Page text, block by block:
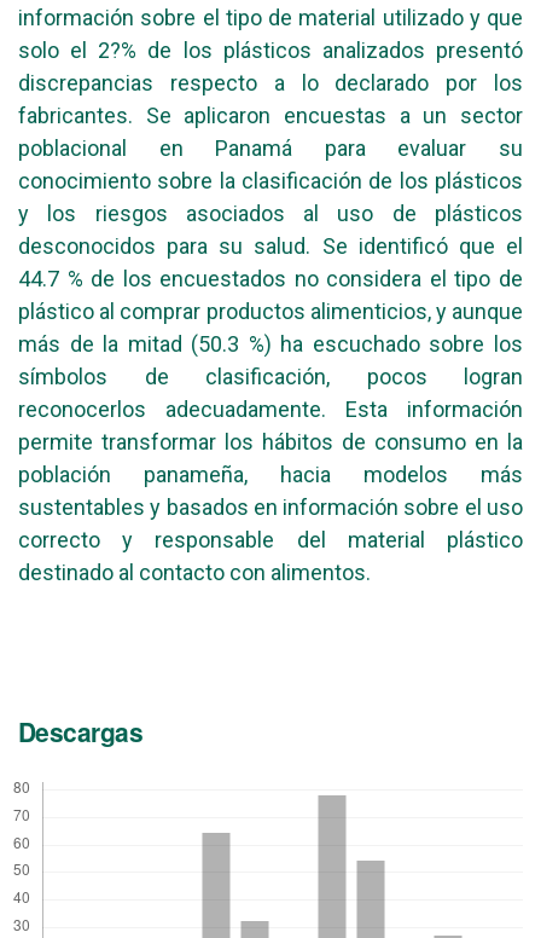
información sobre el tipo de material utilizado y que
solo el 2?% de los plásticos analizados presentó
discrepancias respecto a lo declarado por los
fabricantes. Se aplicaron encuestas a un sector
poblacional en Panamá para evaluar su
conocimiento sobre la clasificación de los plásticos
y los riesgos asociados al uso de plásticos
desconocidos para su salud. Se identificó que el
44.7 % de los encuestados no considera el tipo de
plástico al comprar productos alimenticios, y aunque
más de la mitad (50.3 %) ha escuchado sobre los
símbolos de clasificación, pocos logran
reconocerlos adecuadamente. Esta información
permite transformar los hábitos de consumo en la
población panameña, hacia modelos más
sustentables y basados en información sobre el uso
correcto y responsable del material plástico
destinado al contacto con alimentos.
Descargas